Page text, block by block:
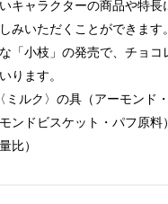
キャラクターの商品や特長
みいただくことができます。
「小枝」の発売で、チョコ
ります。
ルク〉の具（アーモンド・
ンドビスケット・パフ原料
比）